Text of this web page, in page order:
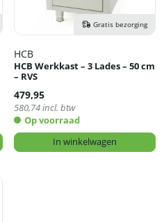
Gratis bezorging
HCB
HCB Werkkast – 3 Lades – 50 cm
– RVS
479,95
580,74incl. btw
Op voorraad
In winkelwagen